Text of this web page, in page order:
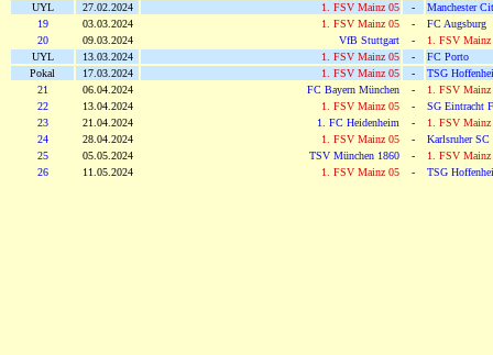
UYL
27.02.2024 1. FSV Mainz 05 -
Manchester
19
03.03.2024 1. FSV Mainz 05 -
FC Augsburg
20
09.03.2024 VfB Stuttgart -
1. FSV Mainz
UYL
13.03.2024 1. FSV Mainz 05 -
FC Porto
Pokal
17.03.2024 1. FSV Mainz 05 -
TSG
21
06.04.2024 FC Bayern München -
1. FSV Mainz
22
13.04.2024 1. FSV Mainz 05 -
SG Eintracht
23
21.04.2024 1. FC Heidenheim -
1. FSV Mainz
24
28.04.2024 1. FSV Mainz 05 -
Karlsruher SC
25
05.05.2024 TSV München 1860 -
1. FSV Mainz
26
11.05.2024 1. FSV Mainz 05 - TSG